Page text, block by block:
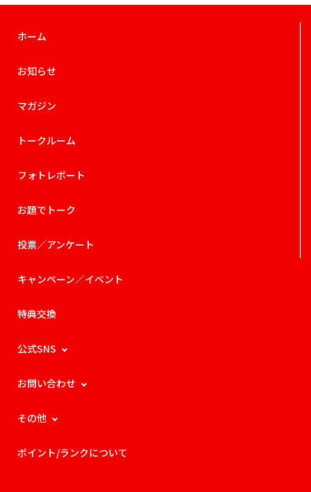
ホーム
お知らせ
マガジン
トークルーム
フォトレポート
お題でトーク
投票／アンケート
キャンペーン／イベント
特典交換
公式SNS
お問い合わせ
その他
ポイント/ランクについて